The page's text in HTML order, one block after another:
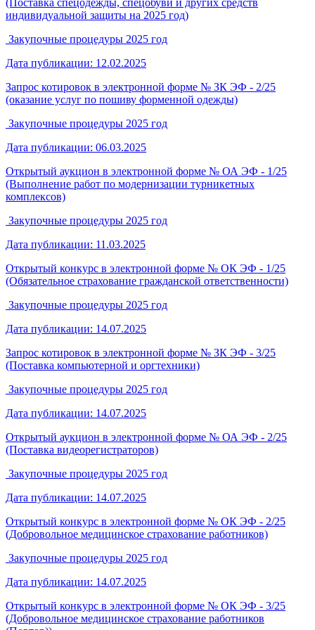
индивидуальной защиты на 2025 год)
Закупочные процедуры 2025 год
Дата публикации: 12.02.2025
Запрос котировок в электронной форме № ЗК ЭФ - 2/25
(оказание услуг по пошиву форменной одежды)
Закупочные процедуры 2025 год
Дата публикации: 06.03.2025
Открытый аукцион в электронной форме № ОА ЭФ - 1/25
(Выполнение работ по модернизации турникетных
комплексов)
Закупочные процедуры 2025 год
Дата публикации: 11.03.2025
Открытый конкурс в электронной форме № ОК ЭФ - 1/25
(Обязательное страхование гражданской ответственности)
Закупочные процедуры 2025 год
Дата публикации: 14.07.2025
Запрос котировок в электронной форме № ЗК ЭФ - 3/25
(Поставка компьютерной и оргтехники)
Закупочные процедуры 2025 год
Дата публикации: 14.07.2025
Открытый аукцион в электронной форме № ОА ЭФ - 2/25
(Поставка видеорегистраторов)
Закупочные процедуры 2025 год
Дата публикации: 14.07.2025
Открытый конкурс в электронной форме № ОК ЭФ - 2/25
(Добровольное медицинское страхование работников)
Закупочные процедуры 2025 год
Дата публикации: 14.07.2025
Открытый конкурс в электронной форме № ОК ЭФ - 3/25
(Добровольное медицинское страхование работников